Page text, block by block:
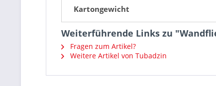
Kartongewicht
Weiterführende Links zu
Fragen zum Artikel?
Weitere Artikel von Tubadzin